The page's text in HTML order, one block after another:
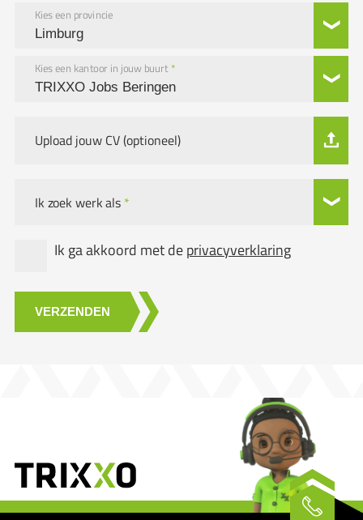
Kies een provincie
Kies een kantoor in jouw buurt *
Upload jouw CV (optioneel)
Ik zoek werk als *
Ik ga akkoord met deprivacyverklaring
VERZENDEN